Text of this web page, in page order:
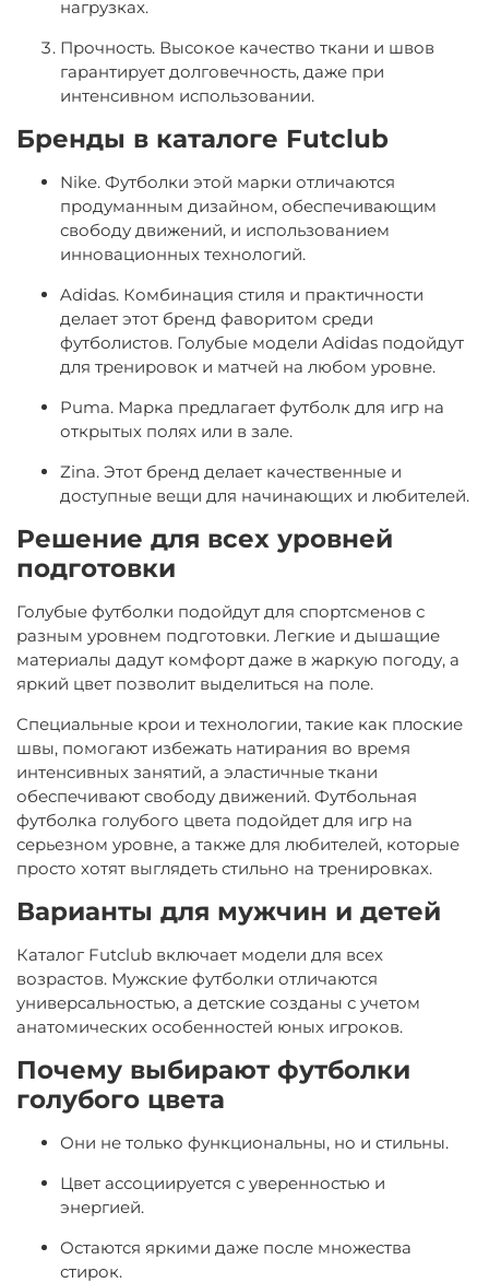
нагрузках.
Прочность. Высокое качество ткани и швов
гарантирует долговечность, даже при
интенсивном использовании.
Бренды в каталоге Futclub
Nike. Футболки этой марки отличаются
продуманным дизайном, обеспечивающим
свободу движений, и использованием
инновационных технологий.
Adidas. Комбинация стиля и практичности
делает этот бренд фаворитом среди
футболистов. Голубые модели Adidas подойдут
для тренировок и матчей на любом уровне.
Puma. Марка предлагает футболк для игр на
открытых полях или в зале.
Zina. Этот бренд делает качественные и
доступные вещи для начинающих и любителей.
Решение для всех уровней
подготовки
Голубые футболки подойдут для спортсменов с
разным уровнем подготовки. Легкие и дышащие
материалы дадут комфорт даже в жаркую погоду, а
яркий цвет позволит выделиться на поле.
Специальные крои и технологии, такие как плоские
швы, помогают избежать натирания во время
интенсивных занятий, а эластичные ткани
обеспечивают свободу движений. Футбольная
футболка голубого цвета подойдет для игр на
серьезном уровне, а также для любителей, которые
просто хотят выглядеть стильно на тренировках.
Варианты для мужчин и детей
Каталог Futclub включает модели для всех
возрастов. Мужские футболки отличаются
универсальностью, а детские созданы с учетом
анатомических особенностей юных игроков.
Почему выбирают футболки
голубого цвета
Они не только функциональны, но и стильны.
Цвет ассоциируется с уверенностью и
энергией.
Остаются яркими даже после множества
стирок.